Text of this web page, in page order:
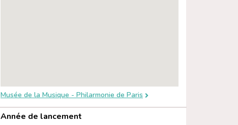
Musée de la Musique - Philarmonie de Paris
Année de lancement